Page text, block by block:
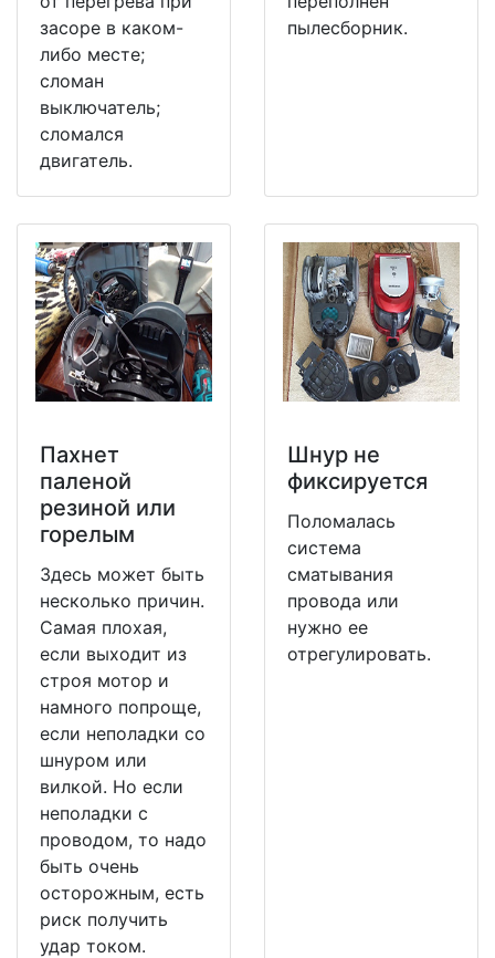
засоре в каком-
либо месте;
сломан
выключатель;
сломался
двигатель.
пылесборник.
Пахнет
паленой
резиной или
горелым
Здесь может быть
несколько причин.
Самая плохая,
если выходит из
строя мотор и
намного попроще,
если неполадки со
шнуром или
вилкой. Но если
неполадки с
проводом, то надо
быть очень
осторожным, есть
риск получить
удар током.
Шнур не
фиксируется
Поломалась
система
сматывания
провода или
нужно ее
отрегулировать.